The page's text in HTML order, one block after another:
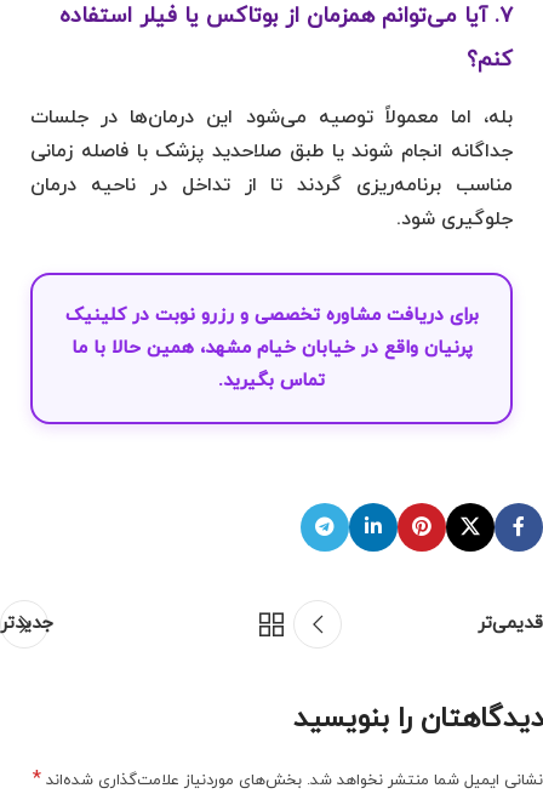
۷. آیا می‌توانم همزمان از بوتاکس یا فیلر استفاده
کنم؟
بله، اما معمولاً توصیه می‌شود این درمان‌ها در جلسات
جداگانه انجام شوند یا طبق صلاحدید پزشک با فاصله زمانی
مناسب برنامه‌ریزی گردند تا از تداخل در ناحیه درمان
جلوگیری شود.
برای دریافت مشاوره تخصصی ورزرو نوبت درکلینیک
پرنیان واقع در خیابان خیام مشهد، همین حالا با ما
تماس بگیرید.
جدیدتر قدیمی‌تر
دیدگاهتان را بنویسید
نشانی ایمیل شما منتشر نخواهد شد. بخش‌های موردنیاز علامت‌گذاری شده‌اند *